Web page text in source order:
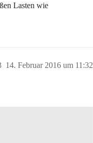
Lasten wie
14. Februar 2016 um 11:32